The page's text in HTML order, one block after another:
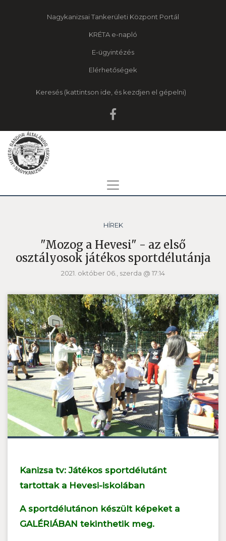
Nagykanizsai Tankerületi Központ Portál
KRÉTA e-napló
E-ügyintézés
Elérhetőségek
Keresés
HÍREK
"Mozog a Hevesi" - az első
osztályosok játékos sportdélutánja
2021. október 06., szerda @ 17:14
Kanizsa tv: Játékos sportdélutánt
tartottak a Hevesi-iskolában
A sportdélutánon készült képeket a
GALÉRIÁBAN tekinthetik meg.